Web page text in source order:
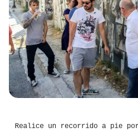
Realice un recorrido a pie